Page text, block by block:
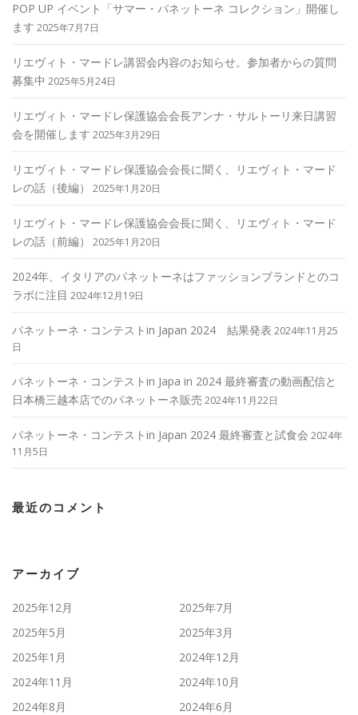
POP UP イベント「サマー・パネットーネ コレクション」開催し
ます 2025年7月7日
リエヴィト・マードレ講習会内容のお知らせ。参加者からの質問
募集中 2025年5月24日
リエヴィト・マードレ保護協会会長アンナ・サルトーリ来日講習
会を開催します 2025年3月29日
リエヴィト・マードレ保護協会会長に聞く、リエヴィト・マード
レの話（後編）
2025年1月20日
リエヴィト・マードレ保護協会会長に聞く、リエヴィト・マード
レの話（前編）
2025年1月20日
2024年、イタリアのパネットーネはファッションブランドとのコ
ラボに注目 2024年12月19日
パネットーネ・コンテストin Japan 2024 結果発表 2024年11月25
日
パネットーネ・コンテストin Japa in 2024 最終審査の動画配信と
日本橋三越本店でのパネットーネ販売 2024年11月22日
パネットーネ・コンテストin Japan 2024 最終審査と試食会 2024年
11月5日
最近のコメント
アーカイブ
2025年12月
2025年7月
2025年5月
2025年3月
2025年1月
2024年12月
2024年11月
2024年10月
2024年8月
2024年6月